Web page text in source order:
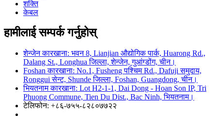
शक्ति
केबल
हामीलाई सम्पर्क गर्नुहोस्
शेन्जेन कारखाना: भवन 8, Lianjian औद्योगिक पार्क, Huarong Rd.,
Dalang St., Longhua जिल्ला, शेन्जेन, गुआंग्डोंग, चीन।
Foshan कारखाना: No.1, Fusheng पश्चिम Rd., Dafuji समुदाय,
Ronggui सेन्ट, Shunde जिल्ला, Foshan, Guangdong, चीन।
भियतनाम कारखाना: Lot H2-1-1, Dai Dong - Hoan Son IP, Tri
Phuong Commune, Tien Du Dist., Bac Ninh, भियतनाम।
टेलिफोन: +८६-७५५-८२८०७७२२